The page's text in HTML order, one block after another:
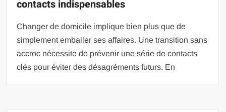
contacts indispensables
Changer de domicile implique bien plus que de
simplement emballer ses affaires. Une transition sans
accroc nécessite de prévenir une série de contacts
clés pour éviter des désagréments futurs. En